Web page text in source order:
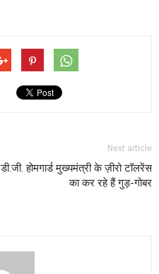
Next article
डी.जी. होमगार्ड मुख्यमंत्री के ज़ीरो टॉलरेंस
का कर रहे हैं गुड़-गोबर